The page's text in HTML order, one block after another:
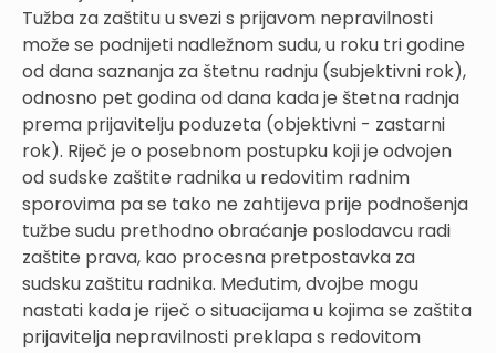
Tužba za zaštitu u svezi s prijavom nepravilnosti
može se podnijeti nadležnom sudu, u roku tri godine
od dana saznanja za štetnu radnju (subjektivni rok),
odnosno pet godina od dana kada je štetna radnja
prema prijavitelju poduzeta (objektivni - zastarni
rok). Riječ je o posebnom postupku koji je odvojen
od sudske zaštite radnika u redovitim radnim
sporovima pa se tako ne zahtijeva prije podnošenja
tužbe sudu prethodno obraćanje poslodavcu radi
zaštite prava, kao procesna pretpostavka za
sudsku zaštitu radnika. Međutim, dvojbe mogu
nastati kada je riječ o situacijama u kojima se zaštita
prijavitelja nepravilnosti preklapa s redovitom